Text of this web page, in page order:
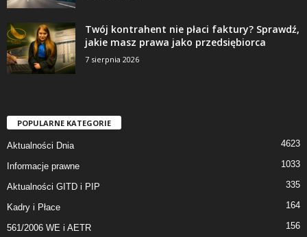
Twój kontrahent nie płaci faktury? Sprawdź,
jakie masz prawa jako przedsiębiorca
7 sierpnia 2026
POPULARNE KATEGORIE
Aktualności Dnia 4623
Informacje prawne 1033
Aktualności GITD i PIP 335
Kadry i Płace 164
561/2006 WE i AETR 156